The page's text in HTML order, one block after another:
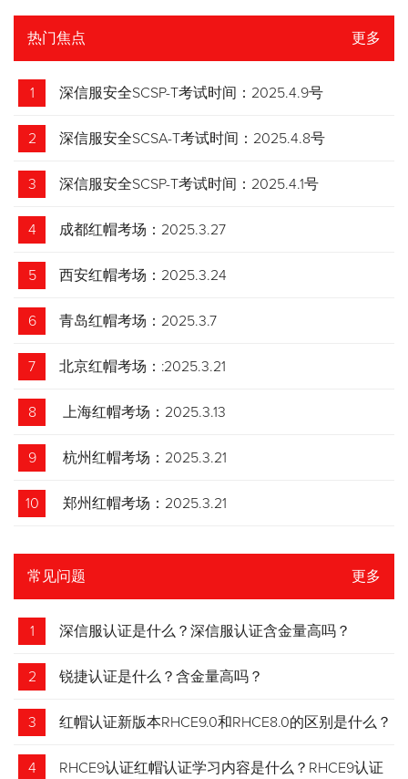
热门焦点 更多
1 深信服安全SCSP-T考试时间：2025.4.9号
2 深信服安全SCSA-T考试时间：2025.4.8号
3 深信服安全SCSP-T考试时间：2025.4.1号
4 成都红帽考场：2025.3.27
5 西安红帽考场：2025.3.24
6 青岛红帽考场：2025.3.7
7 北京红帽考场：:2025.3.21
8 上海红帽考场：2025.3.13
9 杭州红帽考场：2025.3.21
10 郑州红帽考场：2025.3.21
常见问题 更多
1 深信服认证是什么？深信服认证含金量高吗？
2 锐捷认证是什么？含金量高吗？
3 红帽认证新版本RHCE9.0和RHCE8.0的区别是什么？
4 RHCE9认证红帽认证学习内容是什么？RHCE9认证